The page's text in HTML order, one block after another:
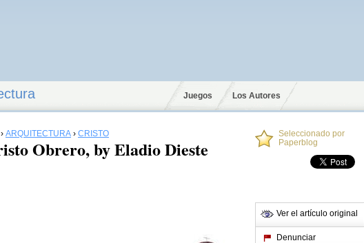
Juegos Los Autores
› ARQUITECTURA › CRISTO
Obrero, by Eladio Dieste
Seleccionado por
Paperblog
Ver el artículo original
Denunciar